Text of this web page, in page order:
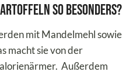
so Besonders?
mit Mandelmehl sowie
macht sie von der
Außerdem